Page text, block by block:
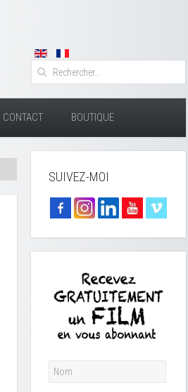
CONTACT BOUTIQUE
SUIVEZ-MOI